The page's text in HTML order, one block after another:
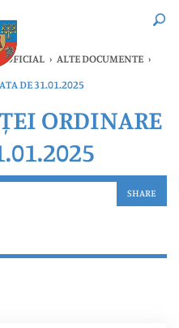
OFICIAL › ALTE DOCUMENTE ›
DE 31.01.2025
ORDINARE
SHARE